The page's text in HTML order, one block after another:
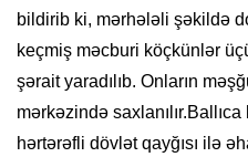
bildirib ki, mərhələli şəkildə
keçmiş məcburi köçkünlər
şərait yaradılıb. Onların
mərkəzində
hərtərəfli dövlət qayğısı ilə